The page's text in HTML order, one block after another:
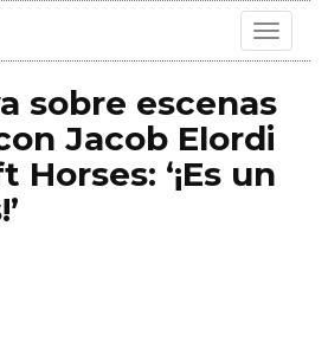
Toggle
sobre escenas
Jacob Elordi
‘¡Es un